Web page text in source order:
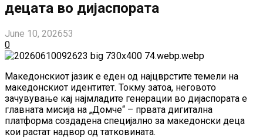
децата во дијаспората
June 10, 202653
0
Македонскиот јазик е еден од најцврстите темели на
македонскиот идентитет. Токму затоа, неговото
зачувување кај најмладите генерации во дијаспората е
главната мисија на „Домче“ – првата дигитална
платформа создадена специјално за македонски деца
кои растат надвор од татковината.